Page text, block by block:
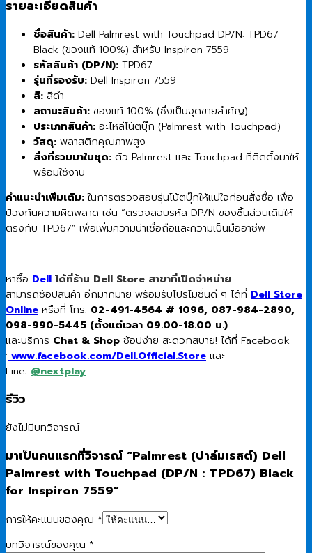
รายละเอียดสินค้า
ชื่อสินค้า: Dell Palmrest with Touchpad DP/N: TPD67
Black (ของแท้ 100%) สำหรับ Inspiron 7559
รหัสสินค้า (DP/N): TPD67
รุ่นที่รองรับ: Dell Inspiron 7559
สี: สีดำ
สถานะสินค้า: ของแท้ 100% (ซึ่งเป็นจุดขายสำคัญ)
ประเภทสินค้า: อะไหล่โน้ตบุ๊ก (Palmrest with Touchpad)
วัสดุ: พลาสติกคุณภาพสูง
สิ่งที่รวมมาในชุด: ตัว Palmrest และ Touchpad ที่ติดตั้งมาให้
พร้อมใช้งาน
คำแนะนำเพิ่มเติม:ในการตรวจสอบรุ่นโน้ตบุ๊กให้แน่ใจก่อนสั่งซื้อ เพื่อ
ป้องกันความผิดพลาด เช่น “ตรวจสอบรหัส DP/N ของชิ้นส่วนเดิมให้
ตรงกับ TPD67” เพื่อเพิ่มความน่าเชื่อถือและความเป็นมืออาชีพ
หาซื้อ Dell ได้ที่ร้าน Dell Store สาขาที่เปิดจำหน่าย
สามารถช้อปสินค้า อีกมากมาย พร้อมรับโปรโมชั่นดี ๆ ได้ที่ Dell Store
Online หรือที่ โทร. 02-491-4564 # 1096, 087-984-2890,
098-990-5445 (ตั้งแต่เวลา 09.00-18.00 น.)
และบริการ Chat & Shop ช้อปง่าย สะดวกสบาย! ได้ที่ Facebook
: www.facebook.com/Dell.Official.Store และ
Line: @nextplay
รีวิว
ยังไม่มีบทวิจารณ์
มาเป็นคนแรกที่วิจารณ์ “Palmrest (ปาล์มเรสต์) Dell
Palmrest with Touchpad (DP/N : TPD67) Black
for Inspiron 7559”
การให้คะแนนของคุณ *
บทวิจารณ์ของคุณ *